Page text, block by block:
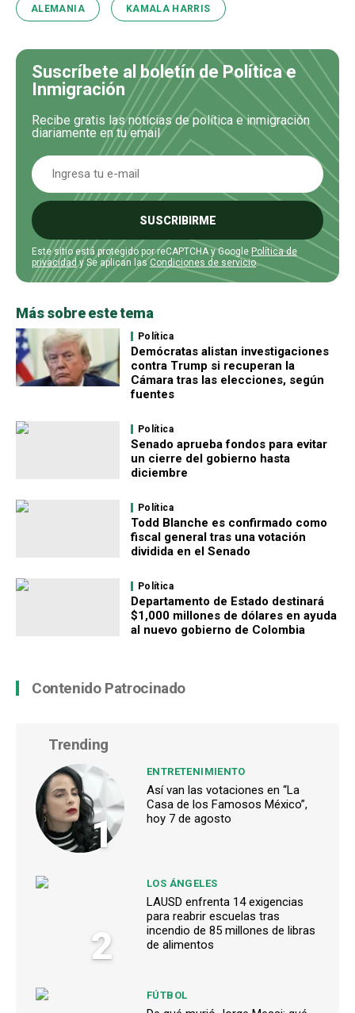
ALEMANIA KAMALA HARRIS
Suscríbete al boletín de Política e
Inmigración
Recibe gratis las noticias de política e inmigración
diariamente en tu email
SUSCRIBIRME
Este sitio está protegido por reCAPTCHA y Google Política de
privacidad y Se aplican lasCondiciones de servicio.
Más sobre este tema
Política
Demócratas alistan investigaciones
contra Trump si recuperan la
Cámara tras las elecciones, según
fuentes
Política
Senado aprueba fondos para evitar
un cierre del gobierno hasta
diciembre
Política
Todd Blanche es confirmado como
fiscal general tras una votación
dividida en el Senado
Política
Departamento de Estado destinará
$1,000 millones de dólares en ayuda
al nuevo gobierno de Colombia
Contenido Patrocinado
Trending
1
ENTRETENIMIENTO
Así van las votaciones en “La
Casa de los Famosos México”,
hoy 7 de agosto
2
LOS ÁNGELES
LAUSD enfrenta 14 exigencias
para reabrir escuelas tras
incendio de 85 millones de libras
de alimentos
FÚTBOL